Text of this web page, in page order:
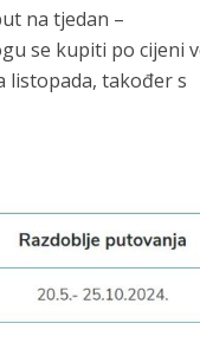
na tjedan –
se kupiti po cijeni
listopada, također s